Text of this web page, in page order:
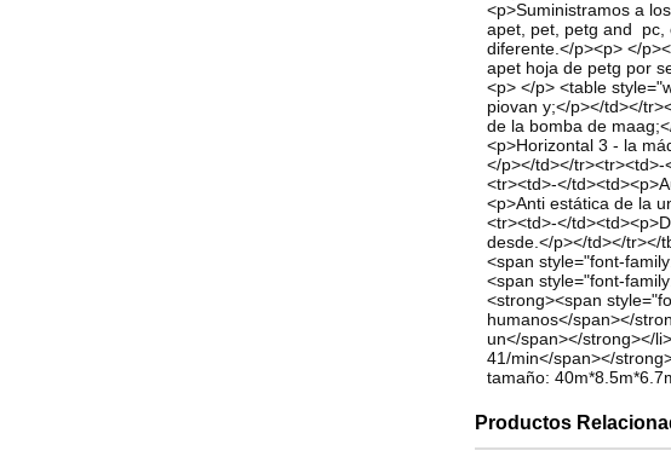
<p>Suministramos a
apet, pet, petg and pc,
diferente.</p><p> </
apet hoja de petg por
<p> </p> <table
piovan y;</p></td></
de la bomba de
<p>Horizontal 3 - la
</p></td></
<tr><td>-</
<p>Anti estática de la
<tr><td>-</
desde.</p></td></tr></
<span style="font-
<span style="font-
<strong><span
humanos</span></
un</span></strong></
41/min</span></
tamaño:
Productos